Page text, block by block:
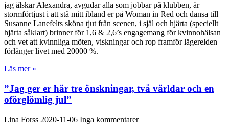
jag älskar Alexandra, avgudar alla som jobbar på klubben, är
stormförtjust i att stå mitt ibland er på Woman in Red och dansa till
Susanne Lanefelts sköna tjut från scenen, i själ och hjärta (speciellt
hjärta såklart) brinner för 1,6 & 2,6’s engagemang för kvinnohälsan
och vet att kvinnliga möten, viskningar och rop framför lägerelden
förlänger livet med 20000 %.
Läs mer »
”Jag ger er här tre önskningar, två världar och en
oförglömlig jul”
Lina Forss 2020-11-06 Inga kommentarer